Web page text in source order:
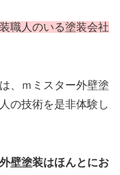
職人のいる塗装会社
、ｍミスター外壁塗
の技術を是非体験し
壁塗装はほんとにお